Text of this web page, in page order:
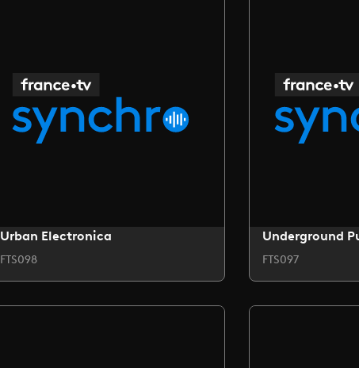
Urban Electronica
FTS098
Underground
FTS097